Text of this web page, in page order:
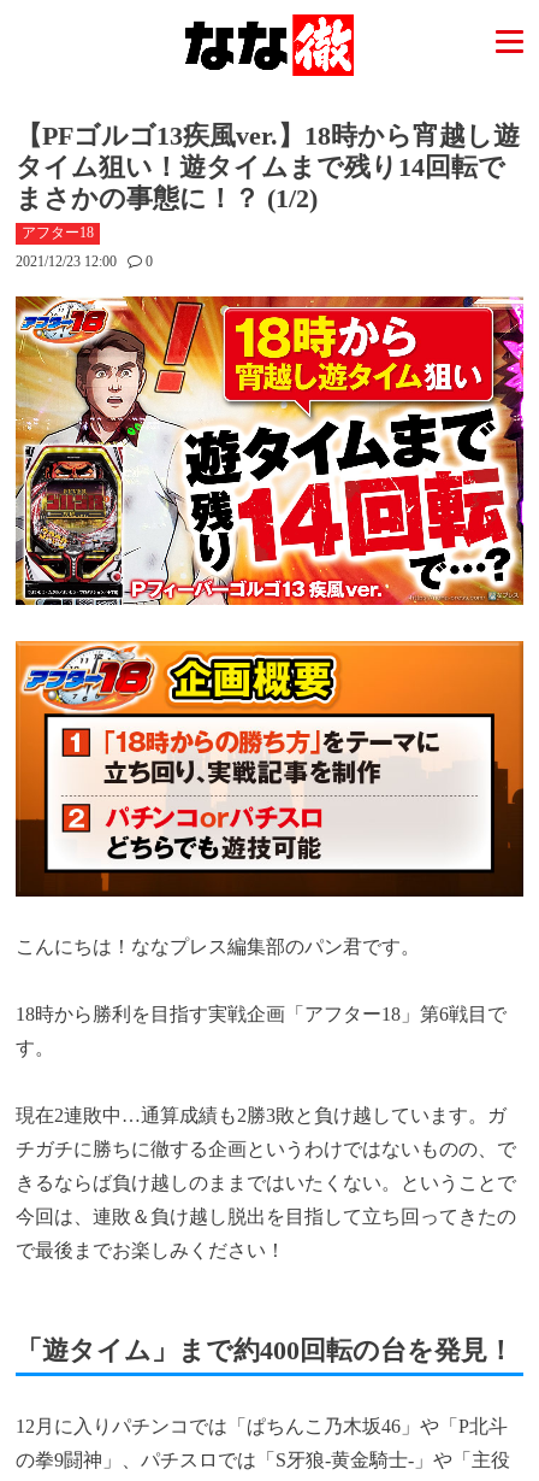
【PFゴルゴ13疾風ver.】18時から宵越し遊
タイム狙い！遊タイムまで残り14回転で
まさかの事態に！？ (1/2)
アフター18
2021/12/23 12:00
0
こんにちは！ななプレス編集部のパン君です。
18時から勝利を目指す実戦企画「アフター18」第6戦目で
す。
現在2連敗中…通算成績も2勝3敗と負け越しています。ガ
チガチに勝ちに徹する企画というわけではないものの、で
きるならば負け越しのままではいたくない。ということで
今回は、連敗＆負け越し脱出を目指して立ち回ってきたの
で最後までお楽しみください！
「遊タイム」まで約400回転の台を発見！
12月に入りパチンコでは「ぱちんこ乃木坂46」や「P北斗
の拳9闘神」、パチスロでは「S牙狼-黄金騎士-」や「主役